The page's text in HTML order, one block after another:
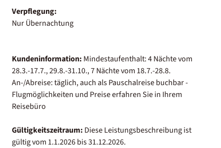
Verpflegung:
Nur Übernachtung
Kundeninformation: Mindestaufenthalt: 4 Nächte vom
28.3.-17.7., 29.8.-31.10., 7 Nächte vom 18.7.-28.8.
An-/Abreise: täglich, auch als Pauschalreise buchbar -
Flugmöglichkeiten und Preise erfahren Sie in Ihrem
Reisebüro
Gültigkeitszeitraum: Diese Leistungsbeschreibung ist
gültig vom 1.1.2026 bis 31.12.2026.